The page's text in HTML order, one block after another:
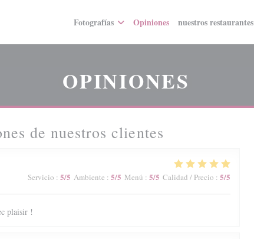
Fotografías Opiniones nuestros restaurantes
OPINIONES
de nuestros clientes
Servicio : 5/5 Ambiente : 5/5 Menú : 5/5 Calidad / Precio : 5/5
plaisir !